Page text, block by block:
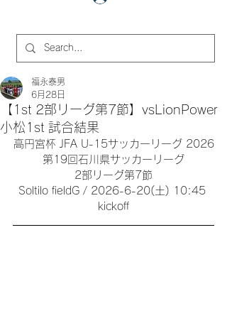
【1st 2部リーグ第7節】vsLionPower
小松1st 試合結果
福永泰男
6月28日
高円宮杯 JFA U-15サッカーリーグ 2026
第19回石川県サッカーリーグ
2部リーグ第7節
Soltilo fieldG / 2026-6-20(土) 10:45
kickoff